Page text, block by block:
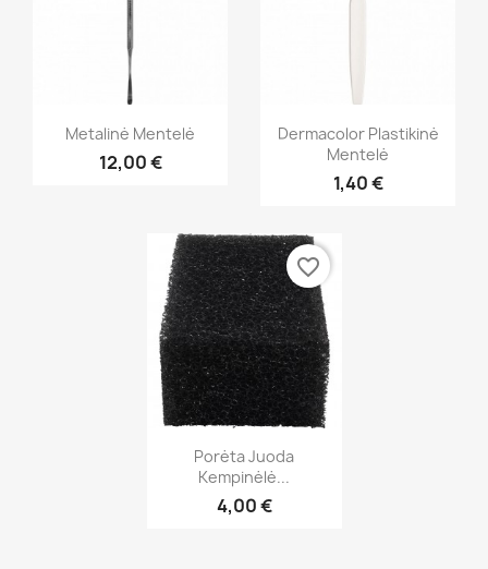
Greita peržiūra
Metalinė Mentelė
12,00 €
Greita peržiūra
Dermacolor Plastikinė
Mentelė
1,40 €
Greita peržiūra
Porėta Juoda
Kempinėlė...
4,00 €
favorite_border